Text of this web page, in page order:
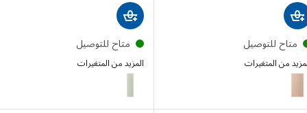
للتوصيل
من المتغيرات
متاح للتوصيل
المزيد من المتغيرات
STENSUND